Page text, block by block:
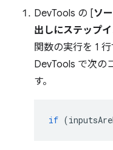
DevTools の [ソ
出しにステップ
関数の実行を 1
DevTools で次の
す。
if (